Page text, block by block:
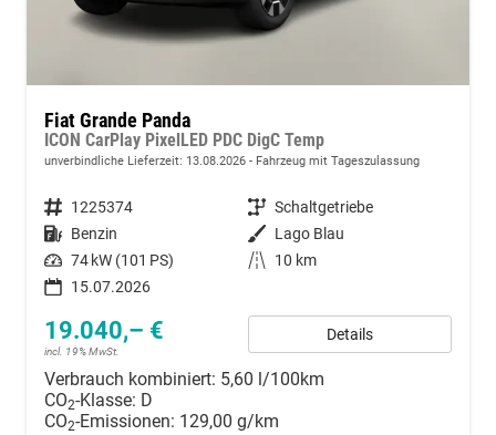
Fiat Grande Panda
ICON CarPlay PixelLED PDC DigC Temp
unverbindliche Lieferzeit: 13.08.2026 Fahrzeug mit Tageszulassung
Fahrzeugnummer 1225374 Getriebe Schaltgetriebe
Kraftstoff Benzin Außenfarbe Lago Blau
Leistung 74 kW (101 PS) Kilometerstand
10 km
15.07.2026
19.040,– €
incl. 19% MwSt.
Details
Verbrauch kombiniert: 5,60 l/100km
CO2-Klasse: D
CO2-Emissionen: 129,00 g/km